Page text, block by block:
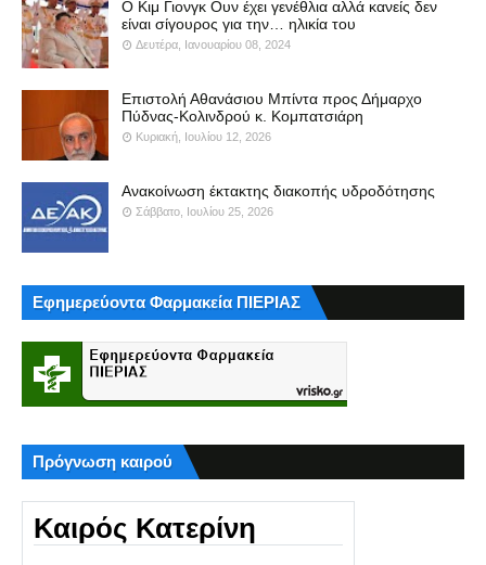
Ο Κιμ Γιονγκ Ουν έχει γενέθλια αλλά κανείς δεν
είναι σίγουρος για την… ηλικία του
Δευτέρα, Ιανουαρίου 08, 2024
Επιστολή Αθανάσιου Μπίντα προς Δήμαρχο
Πύδνας-Κολινδρού κ. Κομπατσιάρη
Κυριακή, Ιουλίου 12, 2026
Ανακοίνωση έκτακτης διακοπής υδροδότησης
Σάββατο, Ιουλίου 25, 2026
Εφημερεύοντα Φαρμακεία ΠΙΕΡΙΑΣ
Πρόγνωση καιρού
Καιρός Κατερίνη